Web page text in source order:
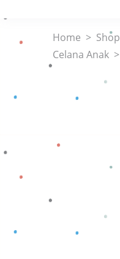
Home > Shop
Celana Anak >